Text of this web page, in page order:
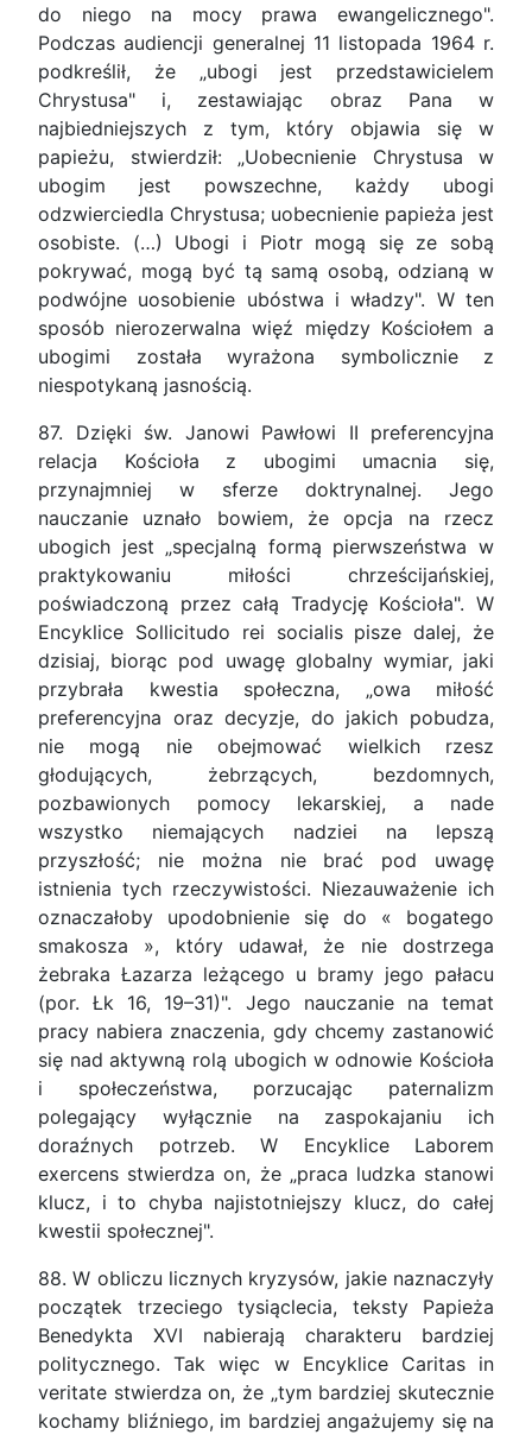
do niego na mocy prawa ewangelicznego".
Podczas audiencji generalnej 11 listopada 1964 r.
podkreślił, że „ubogi jest przedstawicielem
Chrystusa" i, zestawiając obraz Pana w
najbiedniejszych z tym, który objawia się w
papieżu, stwierdził: „Uobecnienie Chrystusa w
ubogim jest powszechne, każdy ubogi
odzwierciedla Chrystusa; uobecnienie papieża jest
osobiste. (…) Ubogi i Piotr mogą się ze sobą
pokrywać, mogą być tą samą osobą, odzianą w
podwójne uosobienie ubóstwa i władzy". W ten
sposób nierozerwalna więź między Kościołem a
ubogimi została wyrażona symbolicznie z
niespotykaną jasnością.
87. Dzięki św. Janowi Pawłowi II preferencyjna
relacja Kościoła z ubogimi umacnia się,
przynajmniej w sferze doktrynalnej. Jego
nauczanie uznało bowiem, że opcja na rzecz
ubogich jest „specjalną formą pierwszeństwa w
praktykowaniu miłości chrześcijańskiej,
poświadczoną przez całą Tradycję Kościoła". W
Encyklice Sollicitudo rei socialis pisze dalej, że
dzisiaj, biorąc pod uwagę globalny wymiar, jaki
przybrała kwestia społeczna, „owa miłość
preferencyjna oraz decyzje, do jakich pobudza,
nie mogą nie obejmować wielkich rzesz
głodujących, żebrzących, bezdomnych,
pozbawionych pomocy lekarskiej, a nade
wszystko niemających nadziei na lepszą
przyszłość; nie można nie brać pod uwagę
istnienia tych rzeczywistości. Niezauważenie ich
oznaczałoby upodobnienie się do « bogatego
smakosza », który udawał, że nie dostrzega
żebraka Łazarza leżącego u bramy jego pałacu
(por. Łk 16, 19–31)". Jego nauczanie na temat
pracy nabiera znaczenia, gdy chcemy zastanowić
się nad aktywną rolą ubogich w odnowie Kościoła
i społeczeństwa, porzucając paternalizm
polegający wyłącznie na zaspokajaniu ich
doraźnych potrzeb. W Encyklice Laborem
exercens stwierdza on, że „praca ludzka stanowi
klucz, i to chyba najistotniejszy klucz, do całej
kwestii społecznej".
88. W obliczu licznych kryzysów, jakie naznaczyły
początek trzeciego tysiąclecia, teksty Papieża
Benedykta XVI nabierają charakteru bardziej
politycznego. Tak więc w Encyklice Caritas in
veritate stwierdza on, że „tym bardziej skutecznie
kochamy bliźniego, im bardziej angażujemy się na